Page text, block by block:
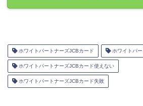
ホワイトパートナーズJCBカード ホワイトパー
ホワイトパートナーズJCBカード使えない
ホワイトパートナーズJCBカード失敗